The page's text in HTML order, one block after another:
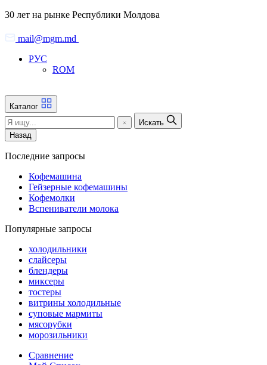
Skip
the
content
30 лет на рынке Республики Молдова
mail@mgm.md
РУС
ROM
Каталог
Искать
Назад
Последние запросы
Кофемашина
Гейзерные кофемашины
Кофемолки
Вспениватели молока
Популярные запросы
холодильники
слайсеры
блендеры
миксеры
тостеры
витрины холодильные
суповые мармиты
мясорубки
морозильники
Сравнение